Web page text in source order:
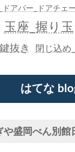
ドアバー_ドアチェ
玉座_握り玉
抜き 閉じ込め
はてな
や盛岡べん別館